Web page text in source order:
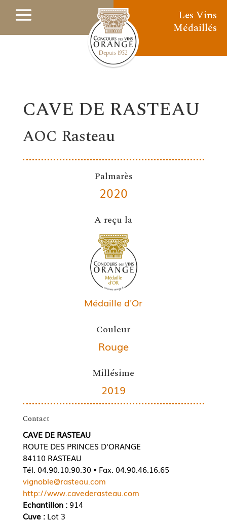
Les Vins
Médaillés
CAVE DE RASTEAU
AOC Rasteau
Palmarès
2020
A reçu la
Médaille d'Or
Couleur
Rouge
Millésime
2019
Contact
CAVE DE RASTEAU
ROUTE DES PRINCES D'ORANGE
84110 RASTEAU
Tél. 04.90.10.90.30 • Fax. 04.90.46.16.65
vignoble@rasteau.com
http://www.cavederasteau.com
Echantillon :914
Cuve : Lot 3